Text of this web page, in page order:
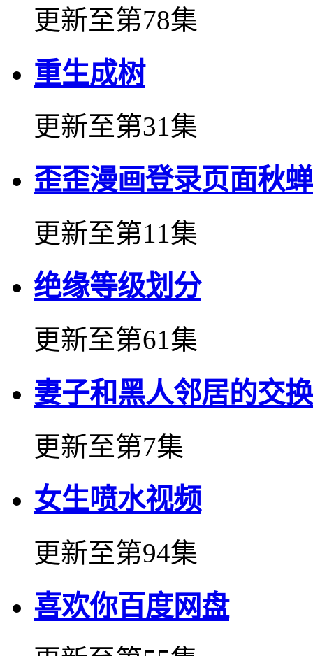
更新至第78集
重生成树
更新至第31集
歪歪漫画登录页面秋
更新至第11集
绝缘等级划分
更新至第61集
妻子和黑人邻居的交换
更新至第7集
女生喷水视频
更新至第94集
喜欢你百度网盘